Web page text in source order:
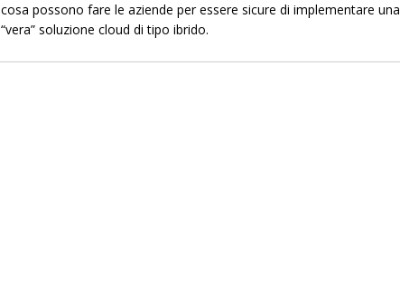
cosa possono fare le aziende per essere sicure di implementare una
“vera” soluzione cloud di tipo ibrido.